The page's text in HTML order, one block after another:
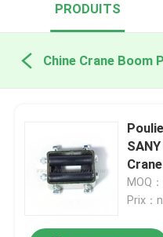
PRODUITS
Chine Crane Boom
Crane
MOQ
Prix：